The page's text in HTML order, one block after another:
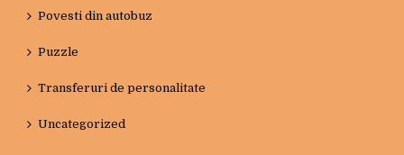
Povesti din autobuz
Puzzle
Transferuri de personalitate
Uncategorized